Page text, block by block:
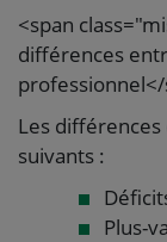
<span
différences
Les
suivants :
Plus-